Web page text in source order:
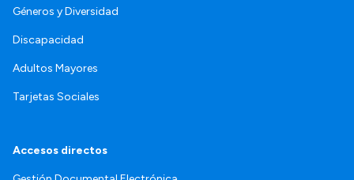
Géneros y Diversidad
Discapacidad
Adultos Mayores
Tarjetas Sociales
Accesos directos